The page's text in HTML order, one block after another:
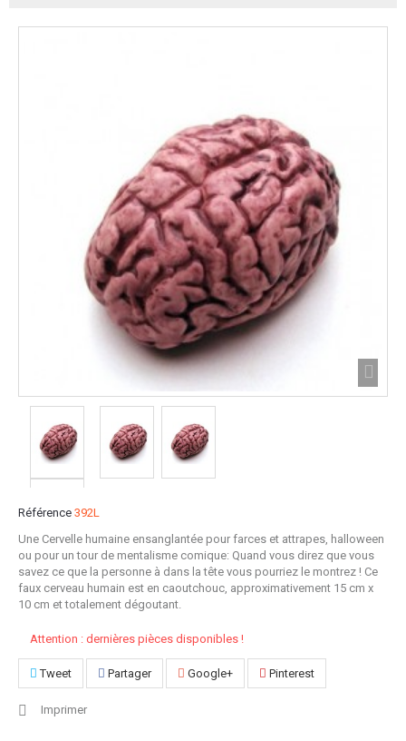
Référence 392L
Une Cervelle humaine ensanglantée pour farces et attrapes, halloween
ou pour un tour de mentalisme comique: Quand vous direz que vous
savez ce que la personne à dans la tête vous pourriez le montrez ! Ce
faux cerveau humain est en caoutchouc, approximativement 15 cm x
10 cm et totalement dégoutant.
Attention : dernières pièces disponibles !
Tweet Partager Google+ Pinterest
Imprimer